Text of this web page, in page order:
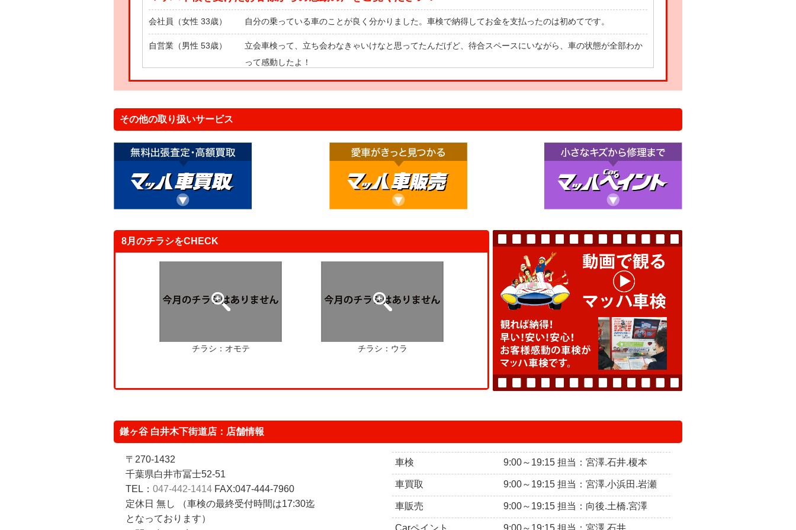
会社員（女性 33歳） 自分の乗っている車のことが良く分かりました。車検で納得してお金を支払ったのは初めてです。
自営業（男性 53歳）
立会車検って、立ち会わなきゃいけなと思ってたんだげど、待合スペースにいながら、車の状態が全部わか
って感動したよ！
その他の取り扱いサービス
8月のチラシをCHECK
チラシ：オモテ チラシ：ウラ
鎌ヶ谷 白井木下街道店：店舗情報
〒270-1432
千葉県白井市冨士52-51
TEL： 047-442-1414 FAX:047-444-7960
定休日 無し （車検の最終受付時間は17:30迄
となっております）
車検 9:00～19:15 担当：宮澤.石井.榎本
車買取 9:00～19:15 担当：宮澤.小浜田.岩瀬
車販売 9:00～19:15 担当：向後.土橋.宮澤